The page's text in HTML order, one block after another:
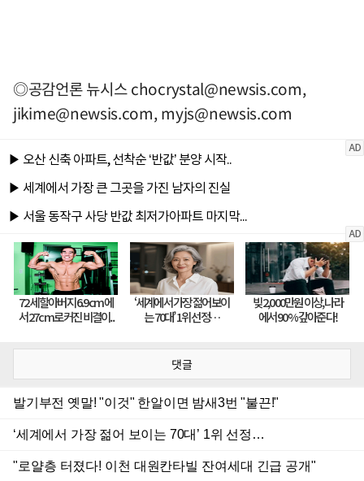
◎공감언론 뉴시스chocrystal@newsis.com,
jikime@newsis.com,myjs@newsis.com
댓글